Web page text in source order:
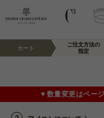
カート
ご注文方法の
指定
▼数量変更はペー